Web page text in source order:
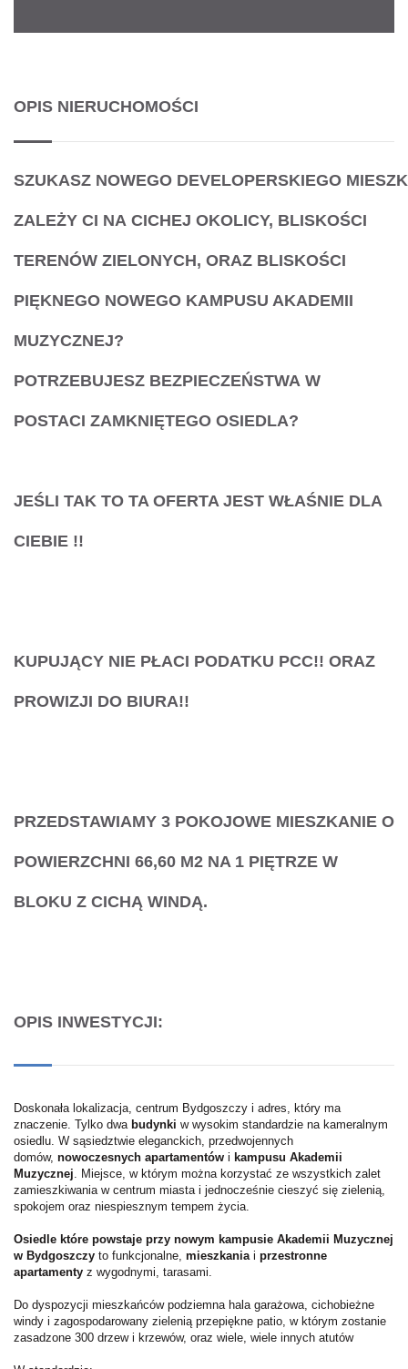
OPIS NIERUCHOMOŚCI
SZUKASZ NOWEGO DEVELOPERSKIEGO
ZALEŻY CI NA CICHEJ OKOLICY, BLISKOŚCI
TERENÓW ZIELONYCH, ORAZ BLISKOŚCI
PIĘKNEGO NOWEGO KAMPUSU AKADEMII
MUZYCZNEJ?
POTRZEBUJESZ BEZPIECZEŃSTWA W
POSTACI ZAMKNIĘTEGO OSIEDLA?
JEŚLI TAK TO TA OFERTA JEST WŁAŚNIE DLA
CIEBIE !!
KUPUJĄCY NIE PŁACI PODATKU PCC!! ORAZ
PROWIZJI DO BIURA!!
PRZEDSTAWIAMY 3 POKOJOWE MIESZKANIE O
POWIERZCHNI 66,60 M2 NA 1 PIĘTRZE W
BLOKU Z CICHĄ WINDĄ.
OPIS INWESTYCJI:
Doskonała lokalizacja, centrum Bydgoszczy i adres, który ma
znaczenie. Tylko dwabudynki w wysokim standardzie na kameralnym
osiedlu. W sąsiedztwie eleganckich, przedwojennych
domów, nowoczesnych apartamentów i kampusu Akademii
Muzycznej. Miejsce, w którym można korzystać ze wszystkich zalet
zamieszkiwania w centrum miasta i jednocześnie cieszyć się zielenią,
spokojem oraz niespiesznym tempem życia.
Osiedle które powstaje przy nowym kampusie Akademii Muzycznej
w Bydgoszczy to funkcjonalne, mieszkaniai przestronne
apartamenty z wygodnymi, tarasami.
Do dyspozycji mieszkańców podziemna hala garażowa, cichobieżne
windy i zagospodarowany zielenią przepiękne patio, w którym zostanie
zasadzone 300 drzew i krzewów, oraz wiele, wiele innych atutów